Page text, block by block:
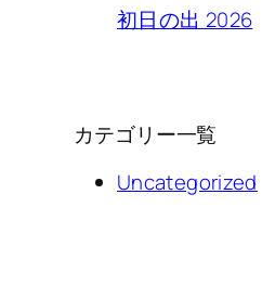
初日の出 2026
カテゴリー一覧
Uncategorized